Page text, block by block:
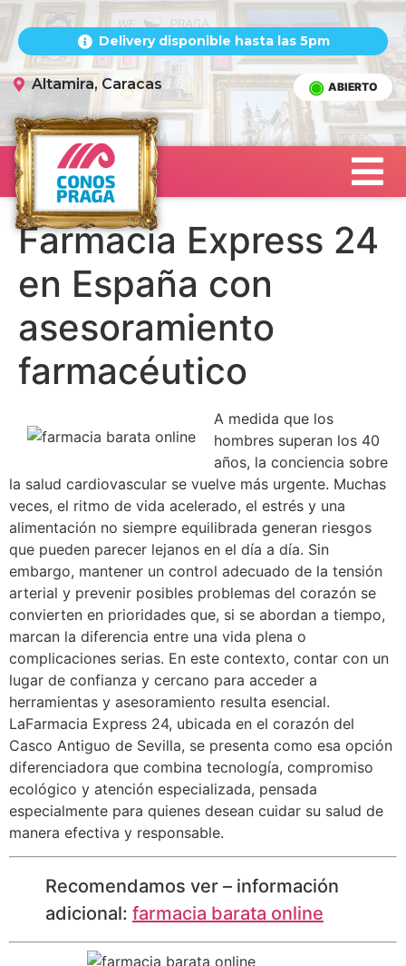
Delivery disponible hasta las 5pm
Altamira, Caracas ABIERTO
Farmacia Express 24
en España con
asesoramiento
farmacéutico
A medida que los
hombres superan los 40
años, la conciencia sobre
la salud cardiovascular se vuelve más urgente. Muchas
veces, el ritmo de vida acelerado, el estrés y una
alimentación no siempre equilibrada generan riesgos
que pueden parecer lejanos en el día a día. Sin
embargo, mantener un control adecuado de la tensión
arterial y prevenir posibles problemas del corazón se
convierten en prioridades que, si se abordan a tiempo,
marcan la diferencia entre una vida plena o
complicaciones serias. En este contexto, contar con un
lugar de confianza y cercano para acceder a
herramientas y asesoramiento resulta esencial.
LaFarmacia Express 24, ubicada en el corazón del
Casco Antiguo de Sevilla, se presenta como esa opción
diferenciadora que combina tecnología, compromiso
ecológico y atención especializada, pensada
especialmente para quienes desean cuidar su salud de
manera efectiva y responsable.
Recomendamos ver – información
adicional: farmacia barata online